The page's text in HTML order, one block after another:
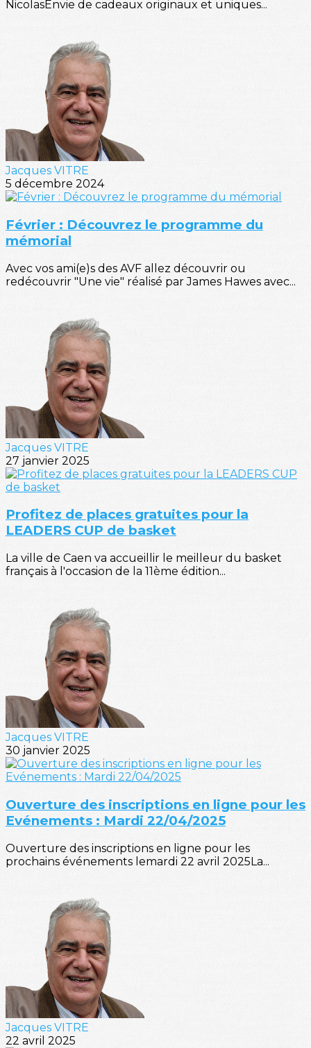
NicolasEnvie de cadeaux originaux et uniques...
Jacques VITRE
5 décembre 2024
Février : Découvrez le programme du
mémorial
Avec vos ami(e)s des AVF allez découvrir ou
redécouvrir "Une vie" réalisé par James Hawes avec...
Jacques VITRE
27 janvier 2025
Profitez de places gratuites pour la
LEADERS CUP de basket
La ville de Caen va accueillir le meilleur du basket
français à l'occasion de la 11ème édition...
Jacques VITRE
30 janvier 2025
Ouverture des inscriptions en ligne pour les
Evénements : Mardi 22/04/2025
Ouverture des inscriptions en ligne pour les
prochains événements lemardi 22 avril 2025La...
Jacques VITRE
22 avril 2025